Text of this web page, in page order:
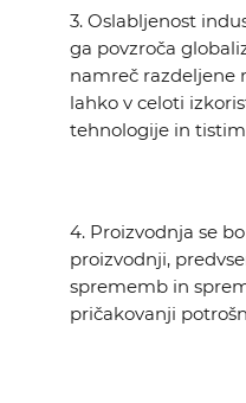
3. Oslabljenost
ga povzroča
namreč razdeljene
lahko v celoti
tehnologije in
4. Proizvodnja se
proizvodnji,
sprememb in
pričakovanji